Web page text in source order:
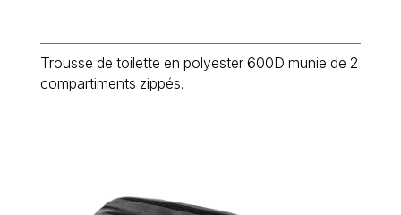
Trousse de toilette en polyester 600D munie de 2
compartiments zippés.